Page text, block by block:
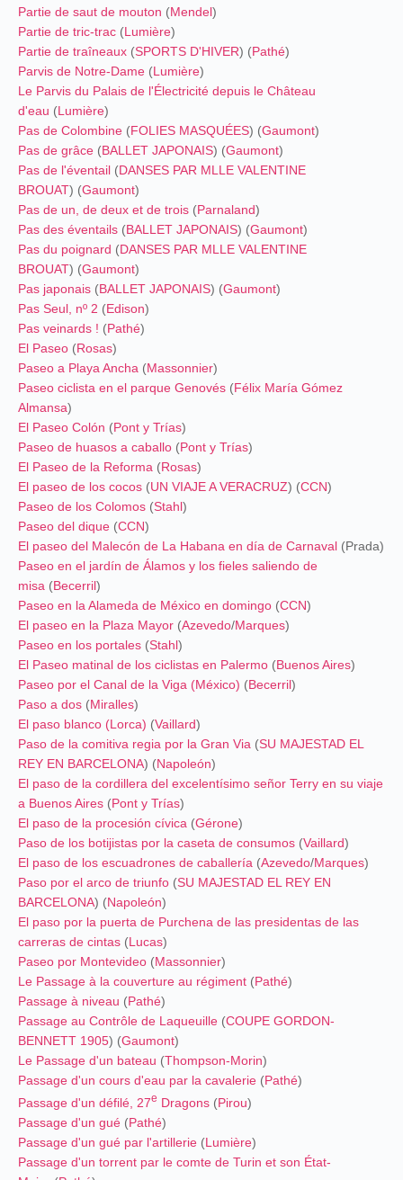
Partie de saut de mouton (Mendel)
Partie de tric-trac (Lumière)
Partie de traîneaux (SPORTS D'HIVER) (Pathé)
Parvis de Notre-Dame (Lumière)
Le Parvis du Palais de l'Électricité depuis le Château
d'eau (Lumière)
Pas de Colombine (FOLIES MASQUÉES) (Gaumont)
Pas de grâce (BALLET JAPONAIS) (Gaumont)
Pas de l'éventail (DANSES PAR MLLE VALENTINE
BROUAT) (Gaumont)
Pas de un, de deux et de trois (Parnaland)
Pas des éventails (BALLET JAPONAIS) (Gaumont)
Pas du poignard (DANSES PAR MLLE VALENTINE
BROUAT) (Gaumont)
Pas japonais (BALLET JAPONAIS) (Gaumont)
Pas Seul, nº 2 (Edison)
Pas veinards ! (Pathé)
El Paseo (Rosas)
Paseo a Playa Ancha (Massonnier)
Paseo ciclista en el parque Genovés (Félix María Gómez
Almansa)
El Paseo Colón (Pont y Trías)
Paseo de huasos a caballo (Pont y Trías)
El Paseo de la Reforma (Rosas)
El paseo de los cocos (UN VIAJE A VERACRUZ) (CCN)
Paseo de los Colomos (Stahl)
Paseo del dique (CCN)
El paseo del Malecón de La Habana en día de Carnaval (Prada)
Paseo en el jardín de Álamos y los fieles saliendo de
misa (Becerril)
Paseo en la Alameda de México en domingo (CCN)
El paseo en la Plaza Mayor (Azevedo/Marques)
Paseo en los portales (Stahl)
El Paseo matinal de los ciclistas en Palermo (Buenos Aires)
Paseo por el Canal de la Viga (México) (Becerril)
Paso a dos (Miralles)
El paso blanco (Lorca) (Vaillard)
Paso de la comitiva regia por la Gran Via (SU MAJESTAD EL
REY EN BARCELONA) (Napoleón)
El paso de la cordillera del excelentísimo señor Terry en su viaje
a Buenos Aires (Pont y Trías)
El paso de la procesión cívica (Gérone)
Paso de los botijistas por la caseta de consumos (Vaillard)
El paso de los escuadrones de caballería (Azevedo/Marques)
Paso por el arco de triunfo (SU MAJESTAD EL REY EN
BARCELONA) (Napoleón)
El paso por la puerta de Purchena de las presidentas de las
carreras de cintas (Lucas)
Paseo por Montevideo (Massonnier)
Le Passage à la couverture au régiment (Pathé)
Passage à niveau (Pathé)
Passage au Contrôle de Laqueuille (COUPE GORDON-
BENNETT 1905) (Gaumont)
Le Passage d'un bateau (Thompson-Morin)
Passage d'un cours d'eau par la cavalerie (Pathé)
Passage d'un défilé, 27e Dragons (Pirou)
Passage d'un gué (Pathé)
Passage d'un gué par l'artillerie (Lumière)
Passage d'un torrent par le comte de Turin et son État-